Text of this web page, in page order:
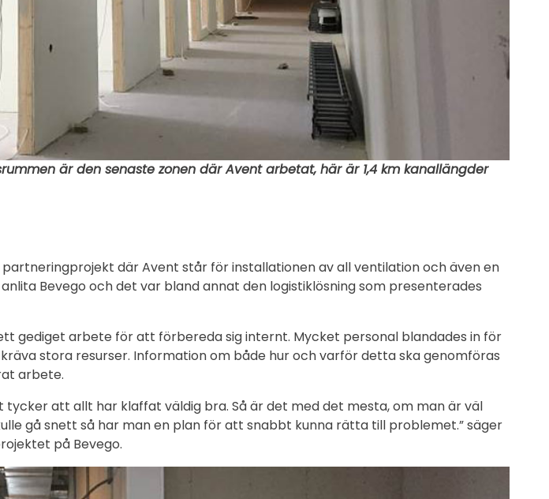
är den senaste zonen där Avent arbetat, här är 1,4 km kanallängder
där Avent står för installationen av all ventilation och även en
Bevego och det var bland annat den logistiklösning som presenterades
gediget arbete för att förbereda sig internt. Mycket personal blandades in för
stora resurser. Information om både hur och varför detta ska genomföras
arbete.
tycker att allt har klaffat väldig bra. Så är det med det mesta, om man är väl
gå snett så har man en plan för att snabbt kunna rätta till problemet.” säger
på Bevego.